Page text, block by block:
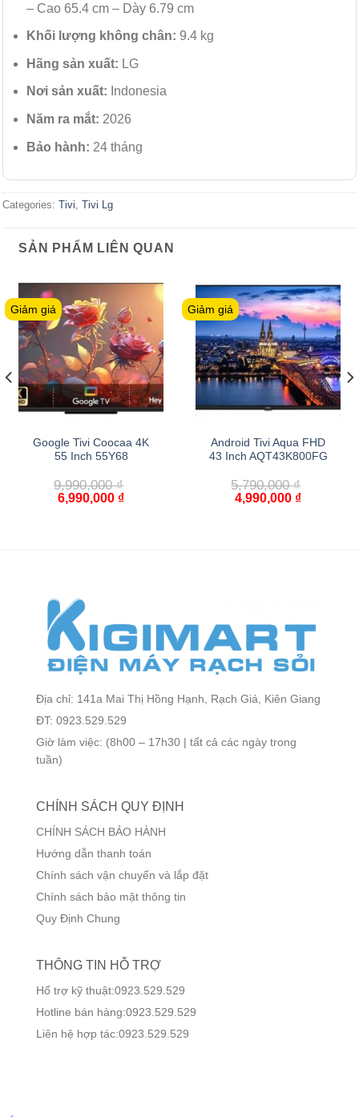
– Cao 65.4 cm – Dày 6.79 cm
Khối lượng không chân: 9.4 kg
Hãng sản xuất: LG
Nơi sản xuất: Indonesia
Năm ra mắt: 2026
Bảo hành: 24 tháng
Categories: Tivi, Tivi Lg
SẢN PHẨM LIÊN QUAN
Giảm giá
Google Tivi Coocaa 4K
55 Inch 55Y68
9,990,000₫
6,990,000 ₫
Giảm giá
Android Tivi Aqua FHD
43 Inch AQT43K800FG
5,790,000₫
4,990,000 ₫
Địa chỉ: 141a Mai Thị Hồng Hạnh, Rạch Giá, Kiên Giang
ĐT: 0923.529.529
Giờ làm việc: (8h00 – 17h30 | tất cả các ngày trong
tuần)
CHÍNH SÁCH QUY ĐỊNH
CHÍNH SÁCH BẢO HÀNH
Hướng dẫn thanh toán
Chính sách vận chuyển và lắp đặt
Chính sách bảo mật thông tin
Quy Định Chung
THÔNG TIN HỖ TRỢ
Hổ trợ kỹ thuật:0923.529.529
Hotline bán hàng:0923.529.529
Liên hệ hợp tác:0923.529.529